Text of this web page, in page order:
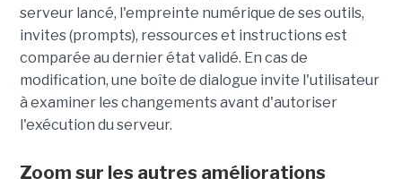
serveur lancé, l'empreinte numérique de ses outils,
invites (prompts), ressources et instructions est
comparée au dernier état validé. En cas de
modification, une boîte de dialogue invite l'utilisateur
à examiner les changements avant d'autoriser
l'exécution du serveur.
Zoom sur les autres améliorations